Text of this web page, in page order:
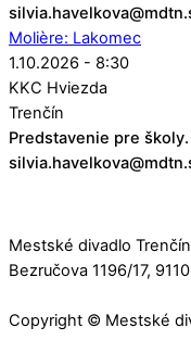
Molière: Lakomec
1.10.2026 - 8:30
KKC Hviezda
Trenčín
Predstavenie pre
Mestské divadlo
Bezručova 1196/17,
Copyright © Mestské